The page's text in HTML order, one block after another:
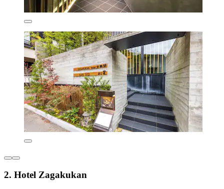
2. Hotel Zagakukan